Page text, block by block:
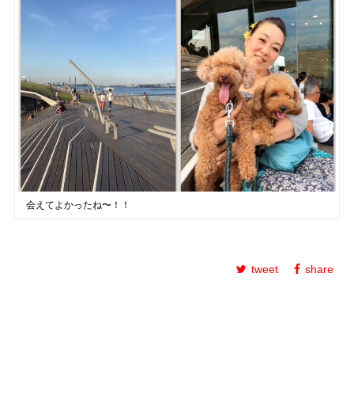
会えてよかったね〜！！
tweet share